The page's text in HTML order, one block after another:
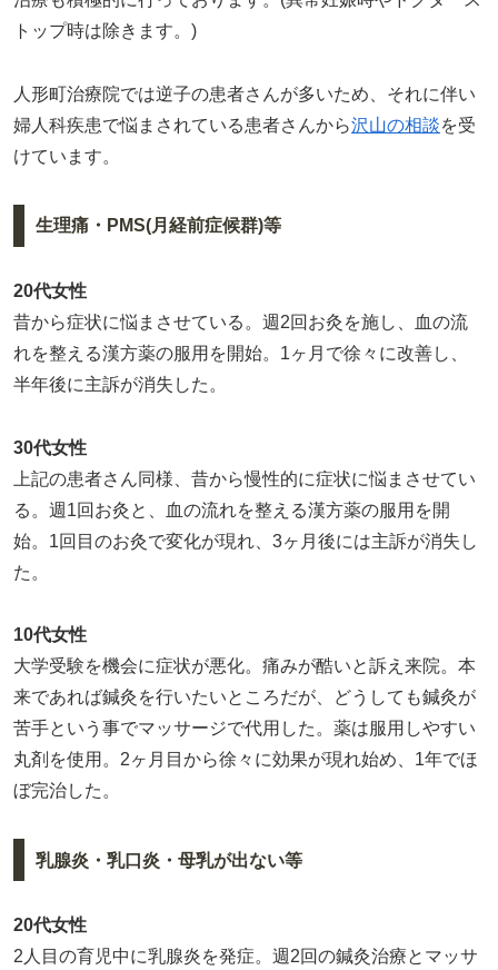
トップ時は除きます。)
人形町治療院では逆子の患者さんが多いため、それに伴い
婦人科疾患で悩まされている患者さんから沢山の相談を受
けています。
生理痛・PMS(月経前症候群)等
20代女性
昔から症状に悩まさせている。週2回お灸を施し、血の流
れを整える漢方薬の服用を開始。1ヶ月で徐々に改善し、
半年後に主訴が消失した。
30代女性
上記の患者さん同様、昔から慢性的に症状に悩まさせてい
る。週1回お灸と、血の流れを整える漢方薬の服用を開
始。1回目のお灸で変化が現れ、3ヶ月後には主訴が消失し
た。
10代女性
大学受験を機会に症状が悪化。痛みが酷いと訴え来院。本
来であれば鍼灸を行いたいところだが、どうしても鍼灸が
苦手という事でマッサージで代用した。薬は服用しやすい
丸剤を使用。2ヶ月目から徐々に効果が現れ始め、1年でほ
ぼ完治した。
乳腺炎・乳口炎・母乳が出ない等
20代女性
2人目の育児中に乳腺炎を発症。週2回の鍼灸治療とマッサ